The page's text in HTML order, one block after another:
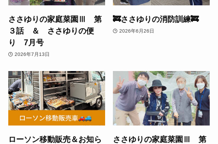
ささゆりの家庭菜園Ⅲ 第
３話 ＆ ささゆりの便
り 7月号
2026年7月13日
🚒ささゆりの消防訓練🚒
2026年6月26日
ローソン移動販売＆お知ら
ささゆりの家庭菜園Ⅲ 第